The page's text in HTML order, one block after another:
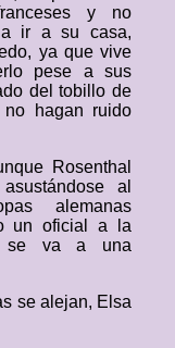
y no
a ir a su casa,
ya que vive
pese a sus
del tobillo de
hagan ruido
Rosenthal
al
alemanas
un oficial a la
se va a una
se alejan, Elsa